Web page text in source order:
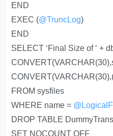
END
EXEC (@TruncLog)
END
SELECT ‘Final Size of ‘ +
FROM sysfiles
WHERE name =
DROP TABLE DummyTrans
SET NOCOUNT OFF